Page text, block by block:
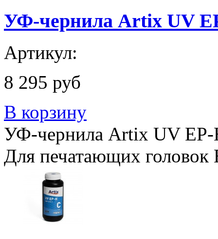
УФ-чернила Artix UV
Артикул:
8 295 руб
В корзину
УФ-чернила Artix UV
Для печатающих